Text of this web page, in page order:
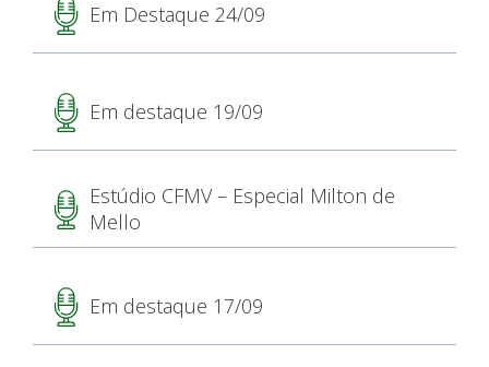
Em Destaque 24/09
Em destaque 19/09
Estúdio CFMV – Especial Milton de
Mello
Em destaque 17/09